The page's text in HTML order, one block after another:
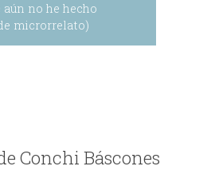
aún no he hecho
microrrelato)
Conchi Báscones